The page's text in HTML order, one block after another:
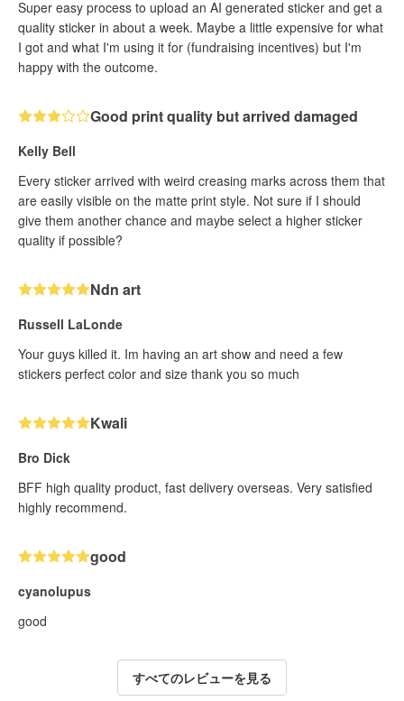
Super easy process to upload an AI generated sticker and get a
quality sticker in about a week. Maybe a little expensive for what
I got and what I'm using it for (fundraising incentives) but I'm
happy with the outcome.
Good print quality but arrived damaged
Kelly Bell
Every sticker arrived with weird creasing marks across them that
are easily visible on the matte print style. Not sure if I should
give them another chance and maybe select a higher sticker
quality if possible?
Ndn art
Russell LaLonde
Your guys killed it. Im having an art show and need a few
stickers perfect color and size thank you so much
Kwali
Bro Dick
BFF high quality product, fast delivery overseas. Very satisfied
highly recommend.
good
cyanolupus
good
すべてのレビューを見る